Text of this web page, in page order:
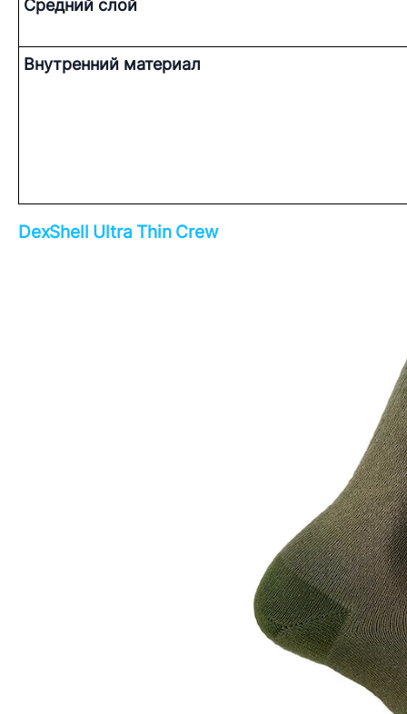
Средний слой
Внутренний материал
DexShell Ultra Thin Crew